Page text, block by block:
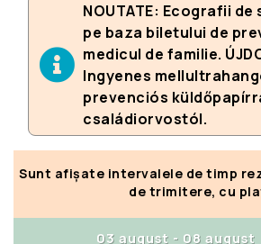
NOUTATE: Ecografii
pe baza biletului de
medicul de familie.
Ingyenes
prevenciós
családiorvostól.
Sunt afișate intervalele de timp
de trimitere, cu
03 august - 08 august